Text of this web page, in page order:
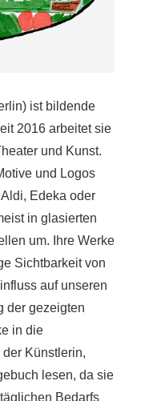
ist bildende
2016 arbeitet sie
und Kunst.
und Logos
Edeka oder
in glasierten
um. Ihre Werke
Sichtbarkeit von
auf unseren
der gezeigten
in die
Künstlerin,
lesen, da sie
Bedarfs